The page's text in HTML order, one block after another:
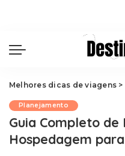
Melhores dicas de viagens >
Planejamento
Guia Completo de
Hospedagem